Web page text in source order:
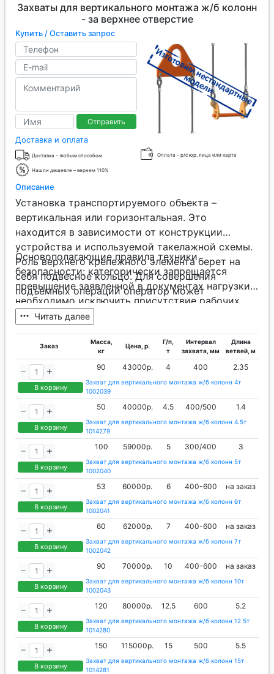
Захваты для вертикального монтажа ж/б колонн
- за верхнее отверстие
Купить / Оставить запрос
Отправить
Доставка и оплата
Доставка – любым способом Оплата – р/с юр. лица или карта
Нашли дешевле – вернем 110%
Описание
Установка транспортируемого объекта –
вертикальная или горизонтальная. Это
находится в зависимости от конструкции
устройства и используемой такелажной схемы.
Роль верхнего крепежного элемента берет на
себя подвесное кольцо. Для совершения
подъемных операций оператор может
использовать только механизированную силу.
Основополагающие правила техники
безопасности: категорически запрещается
превышение заявленной в документах нагрузки,
необходимо исключить присутствие рабочих
внизу зафиксированного на высоте груза, нельзя
конструкции. Из-за того, что погрузочно-
разгрузочные процедуры заключают в себе
повышенную опасность, то все потенциально
аварийные обстоятельства должны быть
устранены.
Читать далее
Заказ
Масса,
кг
Цена, р.
Г/п,
т
Интервал
захвата, мм
Длина
ветвей, м
В корзину
90 43000р. 4 400 2.35
Захват для вертикального монтажа ж/б колонн 4т
1002039
В корзину
50 40000р. 4.5 400/500 1.4
Захват для вертикального монтажа ж/б колонн 4.5т
1014279
В корзину
100 59000р. 5 300/400 3
Захват для вертикального монтажа ж/б колонн 5т
1002040
В корзину
53 60000р. 6 400-600 на заказ
Захват для вертикального монтажа ж/б колонн 6т
1002041
В корзину
60 62000р. 7 400-600 на заказ
Захват для вертикального монтажа ж/б колонн 7т
1002042
В корзину
90 70000р. 10 400-600 на заказ
Захват для вертикального монтажа ж/б колонн 10т
1002043
В корзину
120 80000р. 12.5 600 5.2
Захват для вертикального монтажа ж/б колонн 12.5т
1014280
В корзину
150 115000р. 15 500 5.5
Захват для вертикального монтажа ж/б колонн 15т
1014281